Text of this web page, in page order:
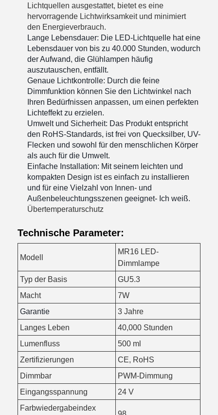
Lichtquellen ausgestattet, bietet es eine
hervorragende Lichtwirksamkeit und minimiert
den Energieverbrauch.
Lange Lebensdauer: Die LED-Lichtquelle hat eine
Lebensdauer von bis zu 40.000 Stunden, wodurch
der Aufwand, die Glühlampen häufig
auszutauschen, entfällt.
Genaue Lichtkontrolle: Durch die feine
Dimmfunktion können Sie den Lichtwinkel nach
Ihren Bedürfnissen anpassen, um einen perfekten
Lichteffekt zu erzielen.
Umwelt und Sicherheit: Das Produkt entspricht
den RoHS-Standards, ist frei von Quecksilber, UV-
Flecken und sowohl für den menschlichen Körper
als auch für die Umwelt.
Einfache Installation: Mit seinem leichten und
kompakten Design ist es einfach zu installieren
und für eine Vielzahl von Innen- und
Außenbeleuchtungsszenen geeignet- Ich weiß.
Übertemperaturschutz
Technische Parameter:
Modell
MR16 LED-
Dimmlampe
Typ der Basis
GU5.3
Macht
7W
Garantie
3 Jahre
Langes Leben
40,000 Stunden
Lumenfluss
500 ml
Zertifizierungen
CE, RoHS
Dimmbar
PWM-Dimmung
Eingangsspannung
24 V
Farbwiedergabeindex